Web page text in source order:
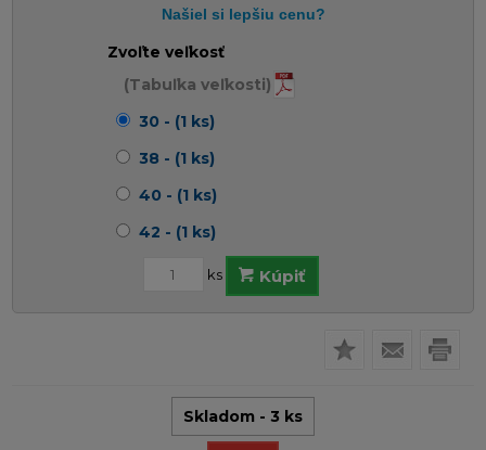
Zvoľte veľkosť
(Tabuľka veľkosti)
30 - (1 ks)
38 - (1 ks)
40 - (1 ks)
42 - (1 ks)
ks Kúpiť
Skladom - 3 ks